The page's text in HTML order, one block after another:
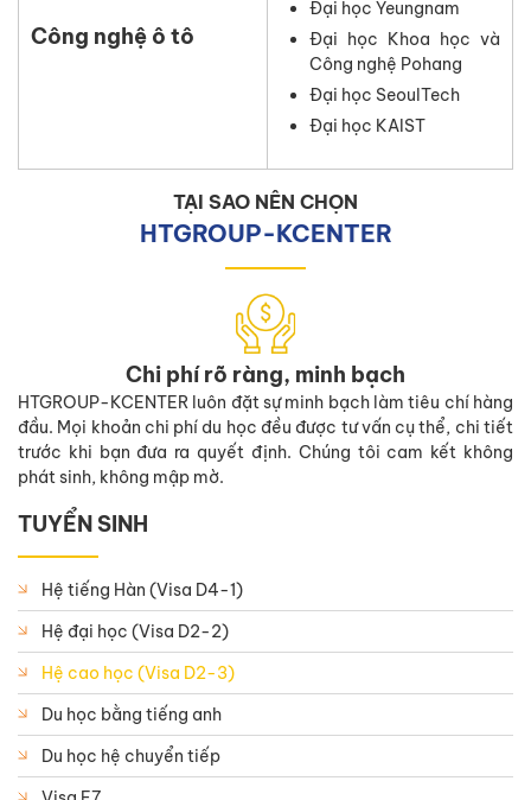
Công nghệ ô tô
Đại học Yeungnam
Đại học Khoa học và
Công nghệ Pohang
Đại học SeoulTech
Đại học KAIST
TẠI SAO NÊN CHỌN
HTGROUP-KCENTER
Chi phí rõ ràng, minh bạch
HTGROUP-KCENTER luôn đặt sự minh bạch làm tiêu chí hàng
đầu. Mọi khoản chi phí du học đều được tư vấn cụ thể, chi tiết
trước khi bạn đưa ra quyết định. Chúng tôi cam kết không
phát sinh, không mập mờ.
TUYỂN SINH
Hệ tiếng Hàn (Visa D4-1)
Hệ đại học (Visa D2-2)
Hệ cao học (Visa D2-3)
Du học bằng tiếng anh
Du học hệ chuyển tiếp